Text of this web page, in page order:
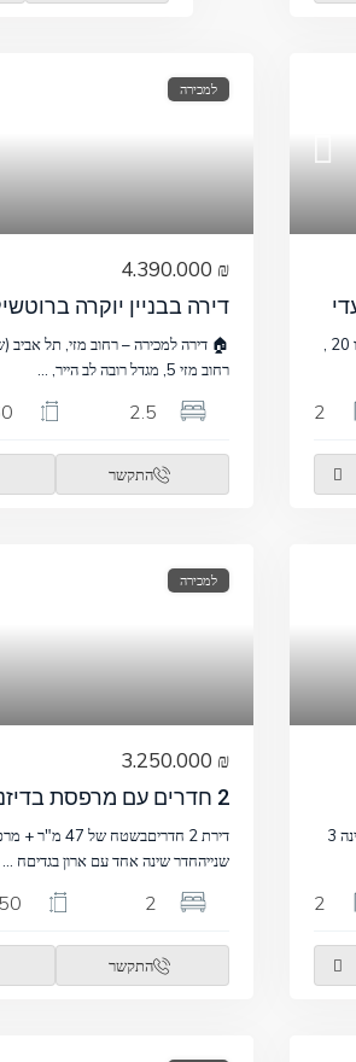
2
למכירה
₪ 4.390.000
דירה בבניין יוקרה
🏠 דירה למכירה – רחוב מזי, תל אביב
רחוב מזי 5, מגדל רובה לב הייר,
2.5
m
התקשר
במגדל יוקרה דירת 4 חדרים עם מרפשת יפה נוף פתוח חדרי שינה 3
2
למכירה
₪ 3.250.000
2 חדרים עם מרפסת בדיזנגוף
שנייהחדר שינה אחד עם ארון בגדיםח
2
50 m
התקשר